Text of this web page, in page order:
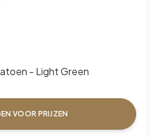
- Light Green
VOOR PRIJZEN